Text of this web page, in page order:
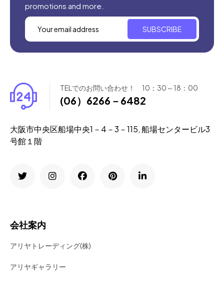
promotions and more.
SUBSCRIBE
TELでのお問い合わせ！ 10：30～18：00
(06）6266－6482
大阪市中央区船場中央1－4－3－115, 船場センタービル3
号館１階
会社案内
アリヤトレーディング(株)
アリヤギャラリー